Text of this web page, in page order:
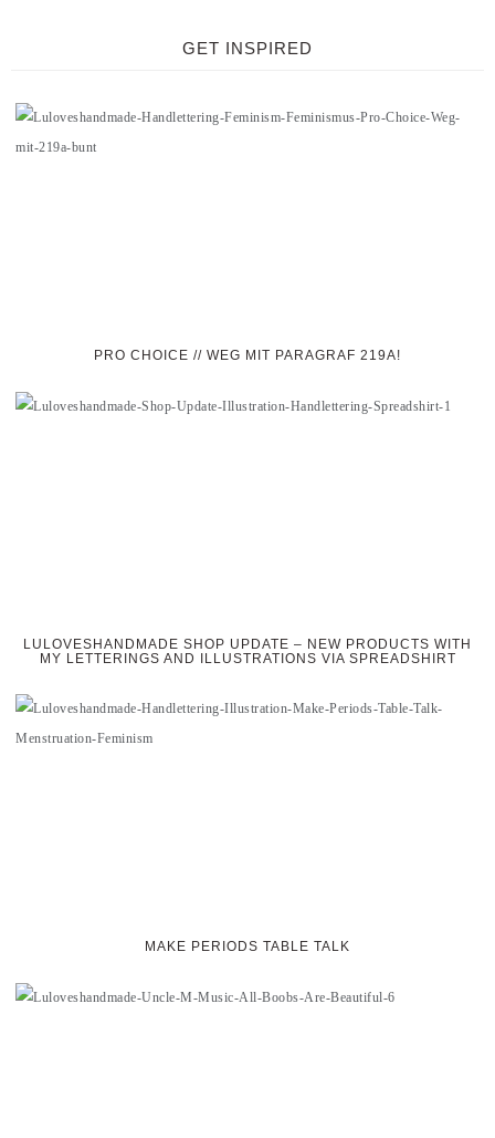
GET INSPIRED
PRO CHOICE // WEG MIT PARAGRAF 219A!
LULOVESHANDMADE SHOP UPDATE – NEW PRODUCTS WITH
MY LETTERINGS AND ILLUSTRATIONS VIA SPREADSHIRT
MAKE PERIODS TABLE TALK